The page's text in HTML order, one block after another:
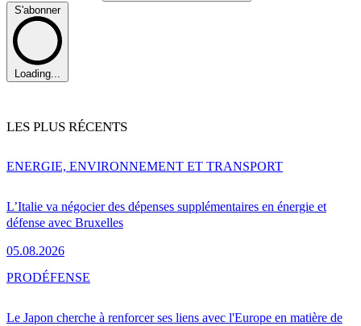
S'abonner
Loading...
LES PLUS RÉCENTS
L’Italie va négocier des dépenses supplémentaires en énergie et
défense avec Bruxelles
05.08.2026
ENERGIE, ENVIRONNEMENT ET TRANSPORT
Le Japon cherche à renforcer ses liens avec l'Europe en matière de
PRODÉFENSE